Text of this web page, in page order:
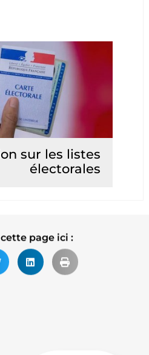
sur les listes
électorales
page ici :